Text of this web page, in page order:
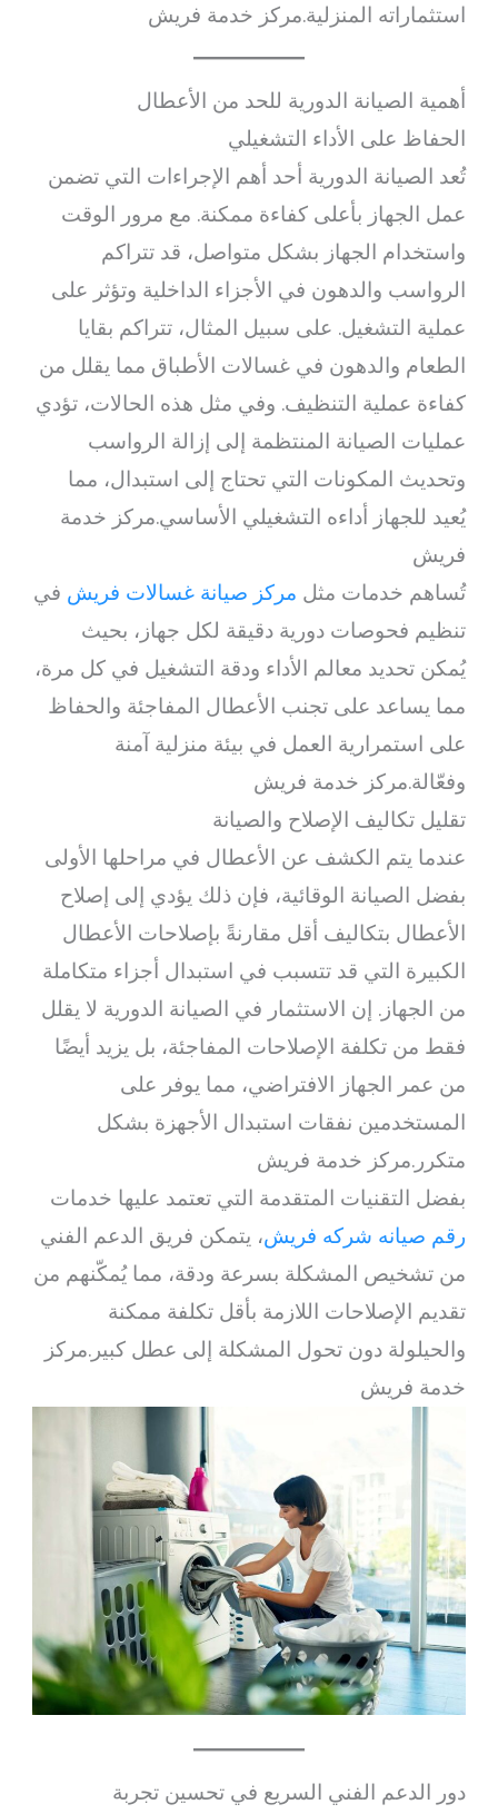
استثماراته المنزلية.مركز خدمة فريش
أهمية الصيانة الدورية للحد من الأعطال
الحفاظ على الأداء التشغيلي
تُعد الصيانة الدورية أحد أهم الإجراءات التي تضمن
عمل الجهاز بأعلى كفاءة ممكنة. مع مرور الوقت
واستخدام الجهاز بشكل متواصل، قد تتراكم
الرواسب والدهون في الأجزاء الداخلية وتؤثر على
عملية التشغيل. على سبيل المثال، تتراكم بقايا
الطعام والدهون في غسالات الأطباق مما يقلل من
كفاءة عملية التنظيف. وفي مثل هذه الحالات، تؤدي
عمليات الصيانة المنتظمة إلى إزالة الرواسب
وتحديث المكونات التي تحتاج إلى استبدال، مما
يُعيد للجهاز أداءه التشغيلي الأساسي.مركز خدمة
فريش
تُساهم خدمات مثل مركز صيانة غسالات فريش في
تنظيم فحوصات دورية دقيقة لكل جهاز، بحيث
يُمكن تحديد معالم الأداء ودقة التشغيل في كل مرة،
مما يساعد على تجنب الأعطال المفاجئة والحفاظ
على استمرارية العمل في بيئة منزلية آمنة
وفعّالة.مركز خدمة فريش
تقليل تكاليف الإصلاح والصيانة
عندما يتم الكشف عن الأعطال في مراحلها الأولى
بفضل الصيانة الوقائية، فإن ذلك يؤدي إلى إصلاح
الأعطال بتكاليف أقل مقارنةً بإصلاحات الأعطال
الكبيرة التي قد تتسبب في استبدال أجزاء متكاملة
من الجهاز. إن الاستثمار في الصيانة الدورية لا يقلل
فقط من تكلفة الإصلاحات المفاجئة، بل يزيد أيضًا
من عمر الجهاز الافتراضي، مما يوفر على
المستخدمين نفقات استبدال الأجهزة بشكل
متكرر.مركز خدمة فريش
بفضل التقنيات المتقدمة التي تعتمد عليها خدمات
رقم صيانه شركه فريش، يتمكن فريق الدعم الفني
من تشخيص المشكلة بسرعة ودقة، مما يُمكّنهم من
تقديم الإصلاحات اللازمة بأقل تكلفة ممكنة
والحيلولة دون تحول المشكلة إلى عطل كبير.مركز
خدمة فريش
دور الدعم الفني السريع في تحسين تجربة